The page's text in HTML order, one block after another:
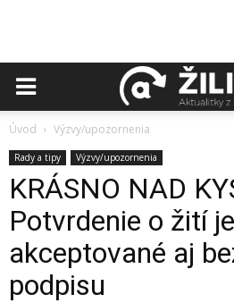
Úvod Výzvy/upozornenia
Rady a tipy Výzvy/upozornenia
KRÁSNO NAD
Potvrdenie o žití je
akceptované aj
podpisu